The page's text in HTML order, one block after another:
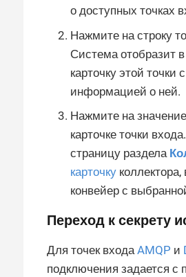
о доступных точках
Нажмите на строку
Система отобразит
карточку этой точки
информацией о ней.
Нажмите на
карточке точки
страницу раздела
карточку
конвейер с
Переход к секрету
Для точек входаAMQP и
подключения задается